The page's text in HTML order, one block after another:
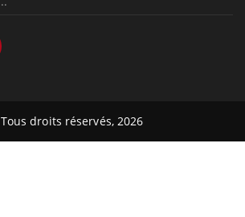
Tous droits réservés, 2026